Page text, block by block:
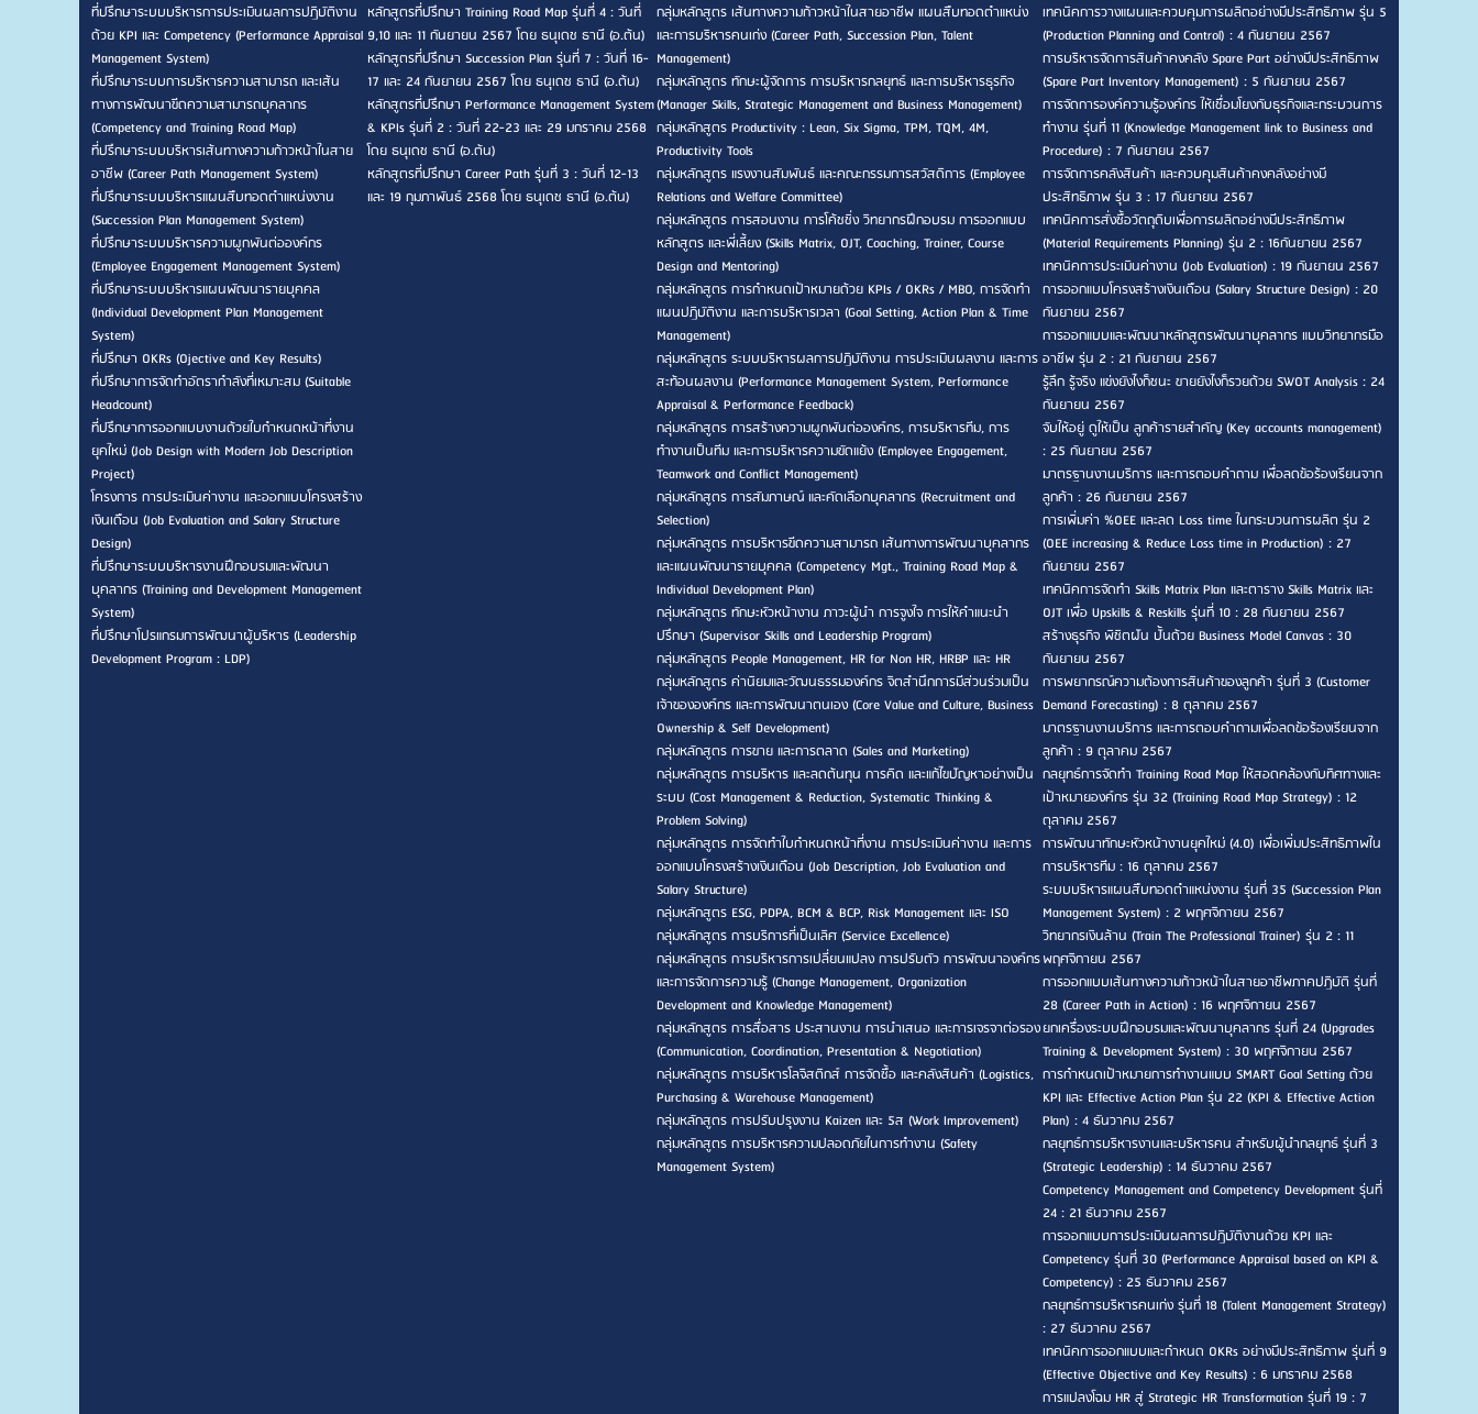
ที่ปรึกษาระบบบริหารการประเมินผลการปฏิบัติงาน
ด้วย KPI และ Competency (Performance Appraisal
Management System)
ที่ปรึกษาระบบการบริหารความสามารถ และเส้น
ทางการพัฒนาขีดความสามารถบุคลากร
(Competency and Training Road Map)
ที่ปรึกษาระบบบริหารเส้นทางความก้าวหน้าในสาย
อาชีพ (Career Path Management System)
ที่ปรึกษาระบบบริหารแผนสืบทอดตำแหน่งงาน
(Succession Plan Management System)
ที่ปรึกษาระบบบริหารความผูกพันต่อองค์กร
(Employee Engagement Management System)
ที่ปรึกษาระบบบริหารแผนพัฒนารายบุคคล
(Individual Development Plan Management
System)
ที่ปรึกษา OKRs (Ojective and Key Results)
ที่ปรึกษาการจัดทำอัตรากำลังที่เหมาะสม (Suitable
Headcount)
ที่ปรึกษาการออกแบบงานด้วยใบกำหนดหน้าที่งาน
ยุคใหม่ (Job Design with Modern Job Description
Project)
โครงการ การประเมินค่างาน และออกแบบโครงสร้าง
เงินเดือน (Job Evaluation and Salary Structure
Design)
ที่ปรึกษาระบบบริหารงานฝึกอบรมและพัฒนา
บุคลากร (Training and Development Management
System)
ที่ปรึกษาโปรแกรมการพัฒนาผู้บริหาร (Leadership
Development Program : LDP)
หลักสูตรที่ปรึกษา Training Road Map รุ่นที่ 4 : วันที่
9,10 และ 11 กันยายน 2567 โดย ธนุเดช ธานี (อ.ต้น)
หลักสูตรที่ปรึกษา Succession Plan รุ่นที่ 7 : วันที่ 16-
17 และ 24 กันยายน 2567 โดย ธนุเดช ธานี (อ.ต้น)
หลักสูตรที่ปรึกษา Performance Management System
& KPIs รุ่นที่ 2 : วันที่ 22-23 และ 29 มกราคม 2568
โดย ธนุเดช ธานี (อ.ต้น)
หลักสูตรที่ปรึกษา Career Path รุ่นที่ 3 : วันที่ 12-13
และ 19 กุมภาพันธ์ 2568 โดย ธนุเดช ธานี (อ.ต้น)
กลุ่มหลักสูตร เส้นทางความก้าวหน้าในสายอาชีพ แผนสืบทอดตำแหน่ง
และการบริหารคนเก่ง (Career Path, Succession Plan, Talent
Management)
กลุ่มหลักสูตร ทักษะผู้จัดการ การบริหารกลยุทธ์ และการบริหารธุรกิจ
(Manager Skills, Strategic Management and Business Management)
กลุ่มหลักสูตร Productivity : Lean, Six Sigma, TPM, TQM, 4M,
Productivity Tools
กลุ่มหลักสูตร แรงงานสัมพันธ์ และคณะกรรมการสวัสดิการ (Employee
Relations and Welfare Committee)
กลุ่มหลักสูตร การสอนงาน การโค้ชชิ่ง วิทยากรฝึกอบรม การออกแบบ
หลักสูตร และพี่เลี้ยง (Skills Matrix, OJT, Coaching, Trainer, Course
Design and Mentoring)
กลุ่มหลักสูตร การกำหนดเป้าหมายด้วย KPIs / OKRs / MBO, การจัดทำ
แผนปฏิบัติงาน และการบริหารเวลา (Goal Setting, Action Plan & Time
Management)
กลุ่มหลักสูตร ระบบบริหารผลการปฏิบัติงาน การประเมินผลงาน และการ
สะท้อนผลงาน (Performance Management System, Performance
Appraisal & Performance Feedback)
กลุ่มหลักสูตร การสร้างความผูกพันต่อองค์กร, การบริหารทีม, การ
ทำงานเป็นทีม และการบริหารความขัดแย้ง (Employee Engagement,
Teamwork and Conflict Management)
กลุ่มหลักสูตร การสัมภาษณ์ และคัดเลือกบุคลากร (Recruitment and
Selection)
กลุ่มหลักสูตร การบริหารขีดความสามารถ เส้นทางการพัฒนาบุคลากร
และแผนพัฒนารายบุคคล (Competency Mgt., Training Road Map &
Individual Development Plan)
กลุ่มหลักสูตร ทักษะหัวหน้างาน ภาวะผู้นำ การจูงใจ การให้คำแนะนำ
ปรึกษา (Supervisor Skills and Leadership Program)
กลุ่มหลักสูตร People Management, HR for Non HR, HRBP และ HR
กลุ่มหลักสูตร ค่านิยมและวัฒนธรรมองค์กร จิตสำนึกการมีส่วนร่วมเป็น
เจ้าขององค์กร และการพัฒนาตนเอง (Core Value and Culture, Business
Ownership & Self Development)
กลุ่มหลักสูตร การขาย และการตลาด (Sales and Marketing)
กลุ่มหลักสูตร การบริหาร และลดต้นทุน การคิด และแก้ไขปัญหาอย่างเป็น
ระบบ (Cost Management & Reduction, Systematic Thinking &
Problem Solving)
กลุ่มหลักสูตร การจัดทำใบกำหนดหน้าที่งาน การประเมินค่างาน และการ
ออกแบบโครงสร้างเงินเดือน (Job Description, Job Evaluation and
Salary Structure)
กลุ่มหลักสูตร ESG, PDPA, BCM & BCP, Risk Management และ ISO
กลุ่มหลักสูตร การบริการที่เป็นเลิศ (Service Excellence)
กลุ่มหลักสูตร การบริหารการเปลี่ยนแปลง การปรับตัว การพัฒนาองค์กร
และการจัดการความรู้ (Change Management, Organization
Development and Knowledge Management)
กลุ่มหลักสูตร การสื่อสาร ประสานงาน การนำเสนอ และการเจรจาต่อรอง
(Communication, Coordination, Presentation & Negotiation)
กลุ่มหลักสูตร การบริหารโลจิสติกส์ การจัดซื้อ และคลังสินค้า (Logistics,
Purchasing & Warehouse Management)
กลุ่มหลักสูตร การปรับปรุงงาน Kaizen และ 5ส (Work Improvement)
กลุ่มหลักสูตร การบริหารความปลอดภัยในการทำงาน (Safety
Management System)
เทคนิคการวางแผนและควบคุมการผลิตอย่างมีประสิทธิภาพ รุ่น 5
(Production Planning and Control) : 4 กันยายน 2567
การบริหารจัดการสินค้าคงคลัง Spare Part อย่างมีประสิทธิภาพ
(Spare Part Inventory Management) : 5 กันยายน 2567
การจัดการองค์ความรู้องค์กร ให้เชื่อมโยงกับธุรกิจและกระบวนการ
ทำงาน รุ่นที่ 11 (Knowledge Management link to Business and
Procedure) : 7 กันยายน 2567
การจัดการคลังสินค้า และควบคุมสินค้าคงคลังอย่างมี
ประสิทธิภาพ รุ่น 3 : 17 กันยายน 2567
เทคนิคการสั่งซื้อวัตถุดิบเพื่อการผลิตอย่างมีประสิทธิภาพ
(Material Requirements Planning) รุ่น 2 : 16กันยายน 2567
เทคนิคการประเมินค่างาน (Job Evaluation) : 19 กันยายน 2567
การออกแบบโครงสร้างเงินเดือน (Salary Structure Design) : 20
กันยายน 2567
การออกแบบและพัฒนาหลักสูตรพัฒนาบุคลากร แบบวิทยากรมือ
อาชีพ รุ่น 2 : 21 กันยายน 2567
รู้ลึก รู้จริง แข่งยังไงก็ชนะ ขายยังไงก็รวยด้วย SWOT Analysis : 24
กันยายน 2567
จับให้อยู่ ดูให้เป็น ลูกค้ารายสำคัญ (Key accounts management)
: 25 กันยายน 2567
มาตรฐานงานบริการ และการตอบคำถาม เพื่อลดข้อร้องเรียนจาก
ลูกค้า : 26 กันยายน 2567
การเพิ่มค่า %OEE และลด Loss time ในกระบวนการผลิต รุ่น 2
(OEE increasing & Reduce Loss time in Production) : 27
กันยายน 2567
เทคนิคการจัดทำ Skills Matrix Plan และตาราง Skills Matrix และ
OJT เพื่อ Upskills & Reskills รุ่นที่ 10 : 28 กันยายน 2567
สร้างธุรกิจ พิชิตฝัน ปั้นด้วย Business Model Canvas : 30
กันยายน 2567
การพยากรณ์ความต้องการสินค้าของลูกค้า รุ่นที่ 3 (Customer
Demand Forecasting) : 8 ตุลาคม 2567
มาตรฐานงานบริการ และการตอบคำถามเพื่อลดข้อร้องเรียนจาก
ลูกค้า : 9 ตุลาคม 2567
กลยุทธ์การจัดทำ Training Road Map ให้สอดคล้องกับทิศทางและ
เป้าหมายองค์กร รุ่น 32 (Training Road Map Strategy) : 12
ตุลาคม 2567
การพัฒนาทักษะหัวหน้างานยุคใหม่ (4.0) เพื่อเพิ่มประสิทธิภาพใน
การบริหารทีม : 16 ตุลาคม 2567
ระบบบริหารแผนสืบทอดตำแหน่งงาน รุ่นที่ 35 (Succession Plan
Management System) : 2 พฤศจิกายน 2567
วิทยากรเงินล้าน (Train The Professional Trainer) รุ่น 2 : 11
พฤศจิกายน 2567
การออกแบบเส้นทางความก้าวหน้าในสายอาชีพภาคปฏิบัติ รุ่นที่
28 (Career Path in Action) : 16 พฤศจิกายน 2567
ยกเครื่องระบบฝึกอบรมและพัฒนาบุคลากร รุ่นที่ 24 (Upgrades
Training & Development System) : 30 พฤศจิกายน 2567
การกำหนดเป้าหมายการทำงานแบบ SMART Goal Setting ด้วย
KPI และ Effective Action Plan รุ่น 22 (KPI & Effective Action
Plan) : 4 ธันวาคม 2567
กลยุทธ์การบริหารงานและบริหารคน สำหรับผู้นำกลยุทธ์ รุ่นที่ 3
(Strategic Leadership) : 14 ธันวาคม 2567
Competency Management and Competency Development รุ่นที่
24 : 21 ธันวาคม 2567
การออกแบบการประเมินผลการปฏิบัติงานด้วย KPI และ
Competency รุ่นที่ 30 (Performance Appraisal based on KPI &
Competency) : 25 ธันวาคม 2567
กลยุทธ์การบริหารคนเก่ง รุ่นที่ 18 (Talent Management Strategy)
: 27 ธันวาคม 2567
เทคนิคการออกแบบและกำหนด OKRs อย่างมีประสิทธิภาพ รุ่นที่ 9
(Effective Objective and Key Results) : 6 มกราคม 2568
การแปลงโฉม HR สู่ Strategic HR Transformation รุ่นที่ 19 : 7